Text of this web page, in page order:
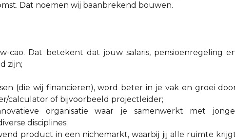
Dat noemen wij baanbrekend bouwen.
cao. Dat betekent dat jouw salaris, pensioenregeling
zijn;
(die wij financieren), word beter in je vak en groei
calculator of bijvoorbeeld projectleider;
organisatie waar je samenwerkt met
disciplines;
product in een nichemarkt, waarbij jij alle ruimte